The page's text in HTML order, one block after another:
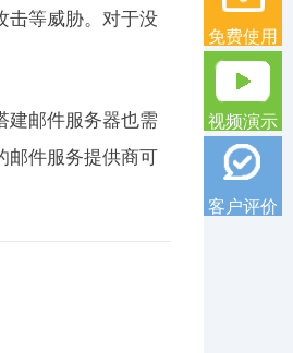
击等威胁。对于没
建邮件服务器也需
邮件服务提供商可
免费使用
视频演示
客户评价